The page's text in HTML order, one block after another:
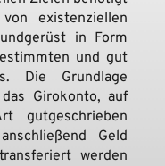
existenziellen
in Form
und gut
Die Grundlage
Girokonto, auf
gutgeschrieben
Geld
werden